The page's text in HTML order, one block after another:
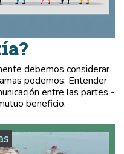
debemos considerar
podemos: Entender
entre las partes -
beneficio.